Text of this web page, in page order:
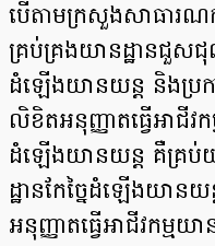
បើតាមក្រសួងសាធារណ
គ្រប់គ្រងយានដ្ឋានជួសជុ
ដំឡើងយានយន្ត និងប្រ
លិខិតអនុញ្ញាតធ្វើអាជីវ
ដំឡើងយានយន្ត គឺគ្រ
ដ្ឋានកែច្នៃដំឡើងយាន
អនុញ្ញាតធ្វើអាជីវកម្មយា